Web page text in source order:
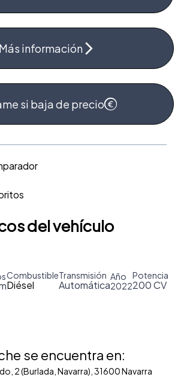
Más información
si baja de precio
del vehículo
Combustible
Diésel
Transmisión
Automática
Año
2022
Potencia
200 CV
se encuentra en:
2 (Burlada, Navarra), 31600 Navarra